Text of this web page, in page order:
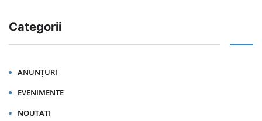
Categorii
ANUNȚURI
EVENIMENTE
NOUTATI